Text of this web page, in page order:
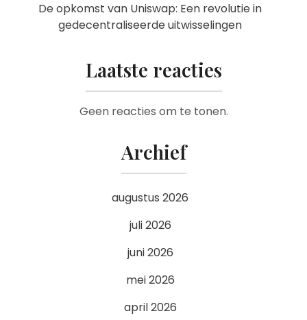
De opkomst van Uniswap: Een revolutie in
gedecentraliseerde uitwisselingen
Laatste reacties
Geen reacties om te tonen.
Archief
augustus 2026
juli 2026
juni 2026
mei 2026
april 2026